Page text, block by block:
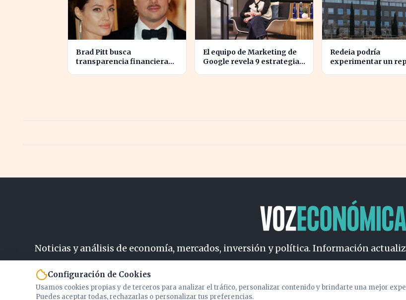
Brad Pitt busca
transparencia financiera
El equipo de Marketing de
Google revela 9 estrategias
Redeia podría
experimentar un
Noticias y análisis de economía, mercados, inversión y política. Información
Configuración de Cookies
Usamos cookies propias y de terceros para analizar el tráfico, personalizar contenido y brindarte una mejor
Puedes aceptar todas, rechazarlas o personalizar tus preferencias.